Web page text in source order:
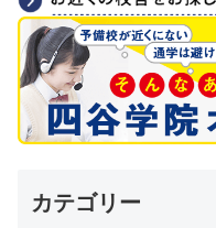
カテゴリー